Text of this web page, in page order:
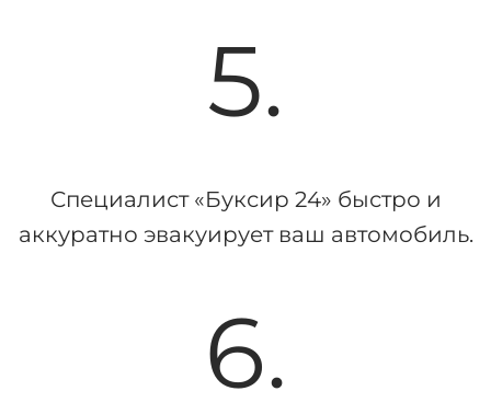
5.
Специалист «Буксир 24» быстро и
аккуратно эвакуирует ваш автомобиль.
6.